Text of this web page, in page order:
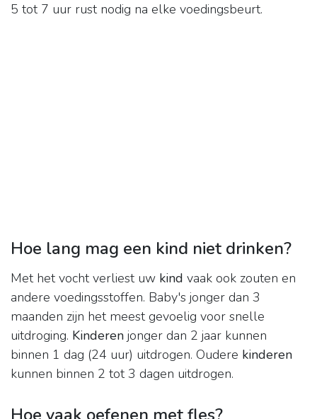
5 tot 7 uur rust nodig na elke voedingsbeurt.
Hoe lang mag een kind niet drinken?
Met het vocht verliest uw kind vaak ook zouten en
andere voedingsstoffen. Baby's jonger dan 3
maanden zijn het meest gevoelig voor snelle
uitdroging. Kinderen jonger dan 2 jaar kunnen
binnen 1 dag (24 uur) uitdrogen. Oudere kinderen
kunnen binnen 2 tot 3 dagen uitdrogen.